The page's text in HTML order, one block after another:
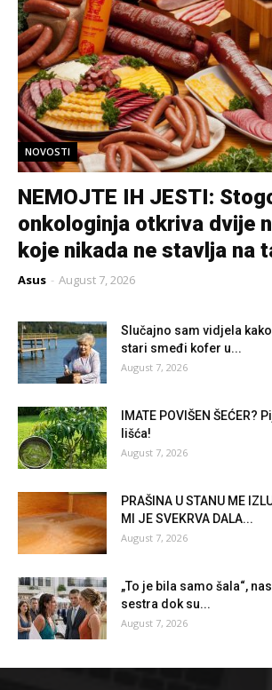
NOVOSTI
NEMOJTE IH JESTI:
onkologinja otkriva dvije
koje nikada ne stavlja na
Asus - August 7, 2026
Slučajno sam vidjela
stari smeđi kofer u...
August 7, 2026
IMATE POVIŠEN ŠEĆER?
lišća!
August 7, 2026
PRAŠINA U STANU ME
MI JE SVEKRVA DALA...
August 7, 2026
„To je bila samo šala“,
sestra dok su...
August 7, 2026